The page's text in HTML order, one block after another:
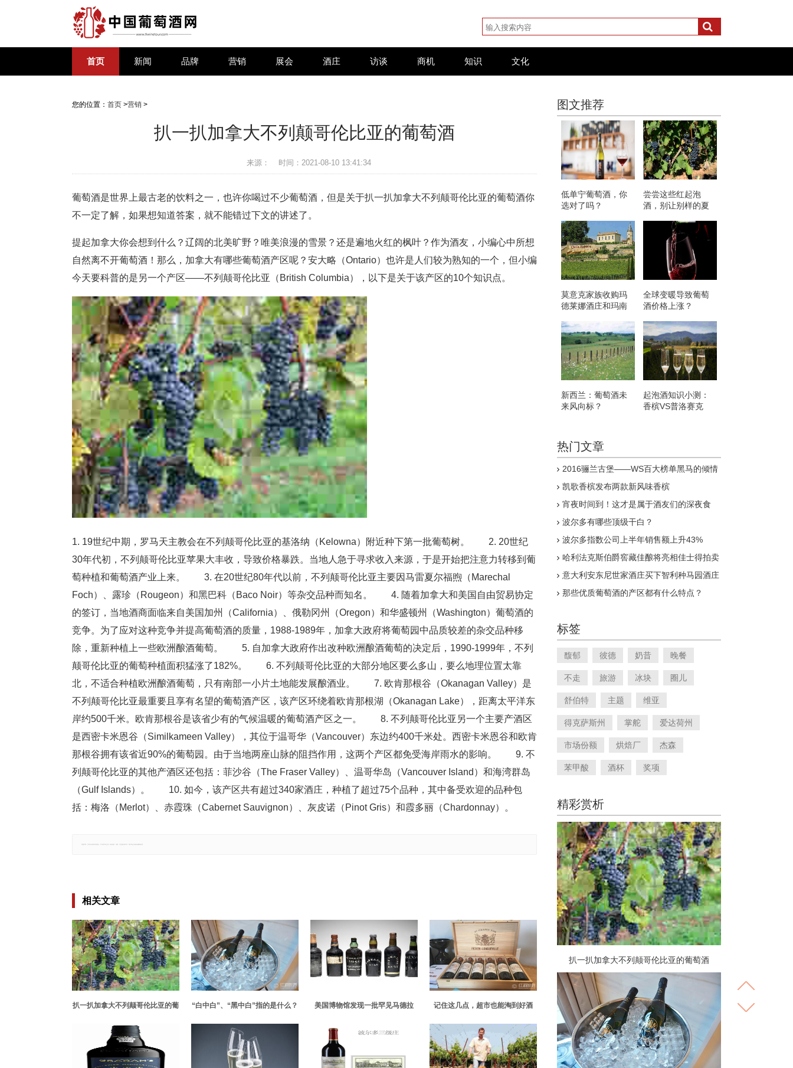
首页 新闻 品牌 营销 展会 酒庄 访谈 商机 知识 文化
您的位置： 首页 >营销 >
扒一扒加拿大不列颠哥伦比亚的葡萄酒
来源： 时间：2021-08-10 13:41:34
葡萄酒是世界上最古老的饮料之一，也许你喝过不少葡萄酒，但是关于扒一扒加拿大不列颠哥伦比亚的葡萄酒你
不一定了解，如果想知道答案，就不能错过下文的讲述了。
提起加拿大你会想到什么？辽阔的北美旷野？唯美浪漫的雪景？还是遍地火红的枫叶？作为酒友，小编心中所想
自然离不开葡萄酒！那么，加拿大有哪些葡萄酒产区呢？安大略（Ontario）也许是人们较为熟知的一个，但小编
今天要科普的是另一个产区——不列颠哥伦比亚（British Columbia），以下是关于该产区的10个知识点。
1. 19世纪中期，罗马天主教会在不列颠哥伦比亚的基洛纳（Kelowna）附近种下第一批葡萄树。 2. 20世纪
30年代初，不列颠哥伦比亚苹果大丰收，导致价格暴跌。当地人急于寻求收入来源，于是开始把注意力转移到葡
萄种植和葡萄酒产业上来。 3. 在20世纪80年代以前，不列颠哥伦比亚主要因马雷夏尔福煦（Marechal
Foch）、露珍（Rougeon）和黑巴科（Baco Noir）等杂交品种而知名。 4. 随着加拿大和美国自由贸易协定
的签订，当地酒商面临来自美国加州（California）、俄勒冈州（Oregon）和华盛顿州（Washington）葡萄酒的
竞争。为了应对这种竞争并提高葡萄酒的质量，1988-1989年，加拿大政府将葡萄园中品质较差的杂交品种移
除，重新种植上一些欧洲酿酒葡萄。 5. 自加拿大政府作出改种欧洲酿酒葡萄的决定后，1990-1999年，不列
颠哥伦比亚的葡萄种植面积猛涨了182%。 6. 不列颠哥伦比亚的大部分地区要么多山，要么地理位置太靠
北，不适合种植欧洲酿酒葡萄，只有南部一小片土地能发展酿酒业。 7. 欧肯那根谷（Okanagan Valley）是
不列颠哥伦比亚最重要且享有名望的葡萄酒产区，该产区环绕着欧肯那根湖（Okanagan Lake），距离太平洋东
岸约500千米。欧肯那根谷是该省少有的气候温暖的葡萄酒产区之一。 8. 不列颠哥伦比亚另一个主要产酒区
是西密卡米恩谷（Similkameen Valley），其位于温哥华（Vancouver）东边约400千米处。西密卡米恩谷和欧肯
那根谷拥有该省近90%的葡萄园。由于当地两座山脉的阻挡作用，这两个产区都免受海岸雨水的影响。 9. 不
列颠哥伦比亚的其他产酒区还包括：菲沙谷（The Fraser Valley）、温哥华岛（Vancouver Island）和海湾群岛
（Gulf Islands）。 10. 如今，该产区共有超过340家酒庄，种植了超过75个品种，其中备受欢迎的品种包
括：梅洛（Merlot）、赤霞珠（Cabernet Sauvignon）、灰皮诺（Pinot Gris）和霞多丽（Chardonnay）。
相关文章
扒一扒加拿大不列颠哥伦比亚的葡
“白中白”、“黑中白”指的是什么？ 美国博物馆发现一批罕见马德拉 记住这几点，超市也能淘到好酒
图文推荐
低单宁葡萄酒，你
选对了吗？
尝尝这些红起泡
酒，别让别样的夏
莫意克家族收购玛
德莱娜酒庄和玛南
全球变暖导致葡萄
酒价格上涨？
新西兰：葡萄酒未
来风向标？
起泡酒知识小测：
香槟VS普洛赛克
热门文章
2016骊兰古堡——WS百大榜单黑马的倾情
凯歌香槟发布两款新风味香槟
宵夜时间到！这才是属于酒友们的深夜食
波尔多有哪些顶级干白？
波尔多指数公司上半年销售额上升43%
哈利法克斯伯爵窖藏佳酿将亮相佳士得拍卖
意大利安东尼世家酒庄买下智利种马园酒庄
那些优质葡萄酒的产区都有什么特点？
标签
馥郁 彼德 奶昔 晚餐
不走 旅游 冰块 圈儿
舒伯特 主题 维亚
得克萨斯州 掌舵 爱达荷州
市场份额 烘焙厂 杰森
苯甲酸 酒杯 奖项
精彩赏析
扒一扒加拿大不列颠哥伦比亚的葡萄酒